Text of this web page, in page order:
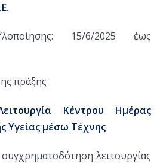
15/6/2025 έως
πράξης
Κέντρου Ημέρας
Υγείας μέσω Τέχνης
λειτουργίας